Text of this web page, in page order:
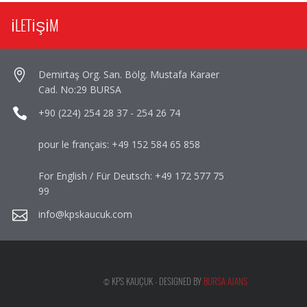
İLETİŞİM
Demirtaş Org. San. Bölg. Mustafa Karaer
Cad. No:29 BURSA
+90 (224) 254 28 37 - 254 26 74
pour le français: +49 152 584 65 858
For English / Für Deutsch: +49 172 577 75
99
info@kpskaucuk.com
© KPS KAUÇUK - DESIGNED BY BURSA AJANS